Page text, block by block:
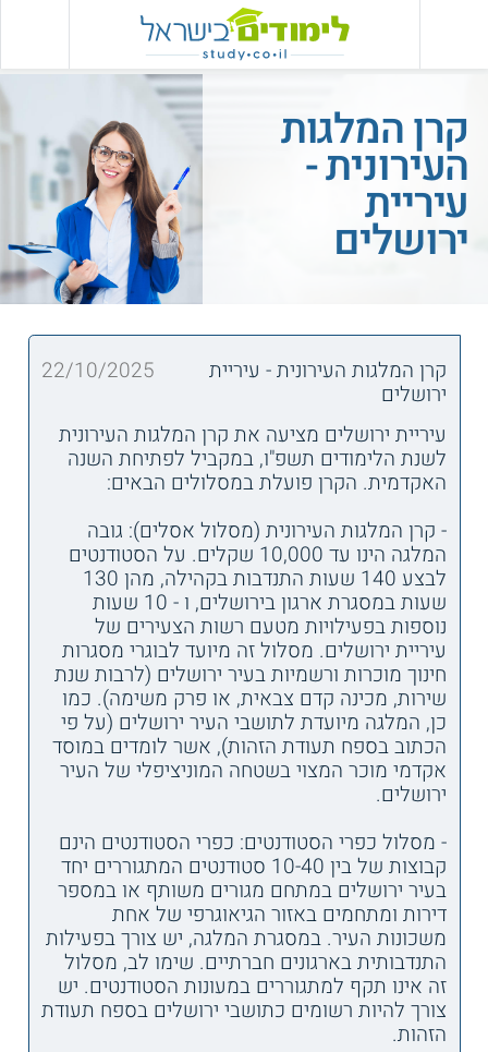
קרן המלגות
העירונית -
עיריית
ירושלים
קרן המלגות העירונית - עיריית
ירושלים
22/10/2025
עיריית ירושלים מציעה את קרן המלגות העירונית
לשנת הלימודים תשפ"ו, במקביל לפתיחת השנה
האקדמית. הקרן פועלת במסלולים הבאים:
- קרן המלגות העירונית (מסלול אסלים): גובה
המלגה הינו עד 10,000 שקלים. על הסטודנטים
לבצע 140 שעות התנדבות בקהילה, מהן 130
שעות במסגרת ארגון בירושלים, ו - 10 שעות
נוספות בפעילויות מטעם רשות הצעירים של
עיריית ירושלים. מסלול זה מיועד לבוגרי מסגרות
חינוך מוכרות ורשמיות בעיר ירושלים (לרבות שנת
שירות, מכינה קדם צבאית, או פרק משימה). כמו
כן, המלגה מיועדת לתושבי העיר ירושלים (על פי
הכתוב בספח תעודת הזהות), אשר לומדים במוסד
אקדמי מוכר המצוי בשטחה המוניציפלי של העיר
ירושלים.
- מסלול כפרי הסטודנטים: כפרי הסטודנטים הינם
קבוצות של בין 10-40 סטודנטים המתגוררים יחד
בעיר ירושלים במתחם מגורים משותף או במספר
דירות ומתחמים באזור הגיאוגרפי של אחת
משכונות העיר. במסגרת המלגה, יש צורך בפעילות
התנדבותית בארגונים חברתיים. שימו לב, מסלול
זה אינו תקף למתגוררים במעונות הסטודנטים. יש
צורך להיות רשומים כתושבי ירושלים בספח תעודת
הזהות.